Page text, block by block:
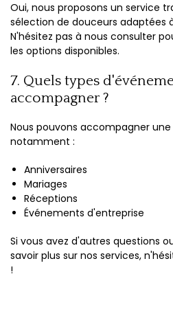
Oui, nous proposons un service
sélection de douceurs adaptées
N'hésitez pas à nous consulter
les options disponibles.
7. Quels types
accompagner ?
Nous pouvons accompagner
notamment :
Anniversaires
Mariages
Réceptions
Événements d'entreprise
Si vous avez d'autres questions
savoir plus sur nos services,
!